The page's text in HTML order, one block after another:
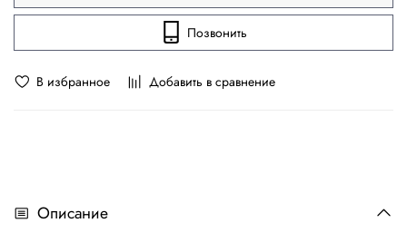
В избранное Добавить в сравнение
Позвонить
Описание